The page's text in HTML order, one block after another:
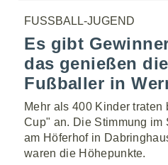
FUSSBALL-JUGEND
Es gibt
das genießen
Fußballer in
Mehr als 400 Kinder traten
Cup" an. Die Stimmung im
am Höferhof in
waren die Höhepunkte.